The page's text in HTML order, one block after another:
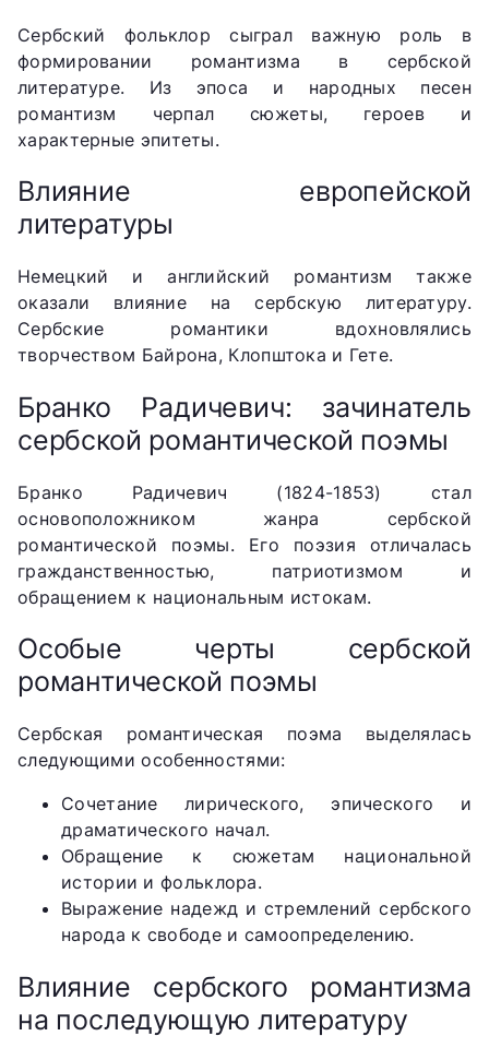
Сербский фольклор сыграл важную роль в
формировании романтизма в сербской
литературе. Из эпоса и народных песен
романтизм черпал сюжеты, героев и
характерные эпитеты.
Влияние европейской
литературы
Немецкий и английский романтизм также
оказали влияние на сербскую литературу.
Сербские романтики вдохновлялись
творчеством Байрона, Клопштока и Гете.
Бранко Радичевич: зачинатель
сербской романтической поэмы
Бранко Радичевич (1824-1853) стал
основоположником жанра сербской
романтической поэмы. Его поэзия отличалась
гражданственностью, патриотизмом и
обращением к национальным истокам.
Особые черты сербской
романтической поэмы
Сербская романтическая поэма выделялась
следующими особенностями:
Сочетание лирического, эпического и
драматического начал.
Обращение к сюжетам национальной
истории и фольклора.
Выражение надежд и стремлений сербского
народа к свободе и самоопределению.
Влияние сербского романтизма
на последующую литературу